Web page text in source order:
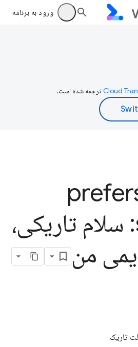
ورود به برنامه
ترجمه شده است.
scheme: سلام تاریکی،
من
تاریک